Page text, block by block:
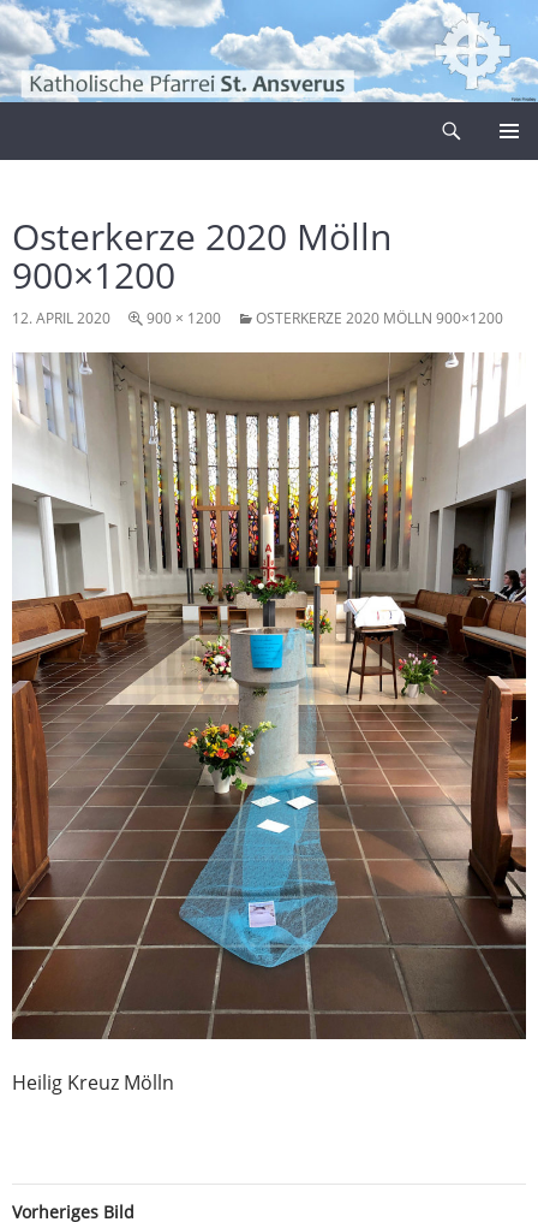
Zum
Inhalt
springen
Osterkerze 2020 Mölln
900×1200
12. APRIL 2020 900 × 1200 OSTERKERZE 2020 MÖLLN 900×1200
Heilig Kreuz Mölln
Vorheriges Bild